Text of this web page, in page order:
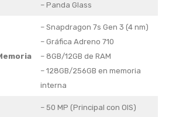
– Panda Glass
– Snapdragon 7s Gen 3 (4 nm)
– Gráfica Adreno 710
– 8GB/12GB de RAM
– 128GB/256GB en memoria
interna
– 50 MP (Principal con OIS)